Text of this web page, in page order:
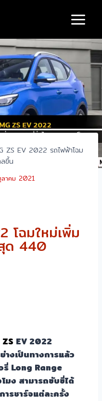
ZS EV 2022 รถไฟฟ้าโฉม
ขึ้น
าคม 2021
โฉมใหม่เพิ่ม
ด 440
ZS EV 2022
างเป็นทางการแล้ว
รี่ Long Range
มง สามารถขับขี่ได้
รชาร์จแต่ละครั้ง